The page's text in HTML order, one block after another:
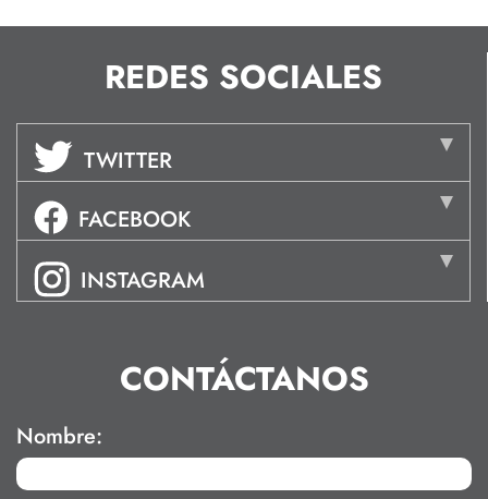
REDES SOCIALES
TWITTER
FACEBOOK
INSTAGRAM
CONTÁCTANOS
Nombre: